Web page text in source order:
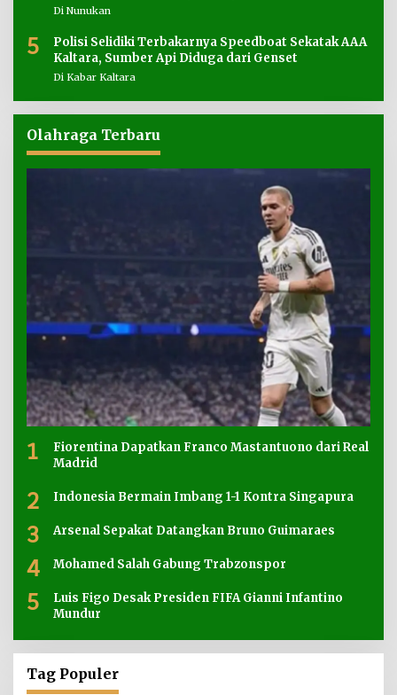
Di Nunukan
5
Polisi Selidiki Terbakarnya Speedboat Sekatak AAA
Kaltara, Sumber Api Diduga dari Genset
Di Kabar Kaltara
Olahraga Terbaru
1
Fiorentina Dapatkan Franco Mastantuono dari Real
Madrid
2 Indonesia Bermain Imbang 1-1 Kontra Singapura
3 Arsenal Sepakat Datangkan Bruno Guimaraes
4 Mohamed Salah Gabung Trabzonspor
5
Luis Figo Desak Presiden FIFA Gianni Infantino
Mundur
Tag Populer